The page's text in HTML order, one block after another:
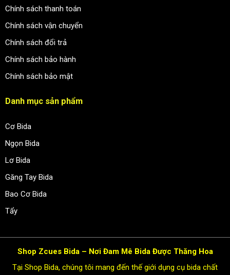
Chính sách thanh toán
Chính sách vận chuyển
Chính sách đổi trả
Chính sách bảo hành
Chính sách bảo mật
Danh mục sản phẩm
Cơ Bida
Ngọn Bida
Lơ Bida
Găng Tay Bida
Bao Cơ Bida
Tẩy
Shop Zcues Bida – Nơi Đam Mê Bida Được Thăng Hoa
Tại Shop Bida, chúng tôi mang đến thế giới dụng cụ bida chất